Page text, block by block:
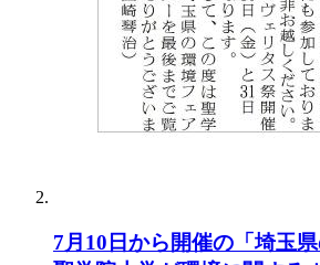
7月10日から開催の「埼玉